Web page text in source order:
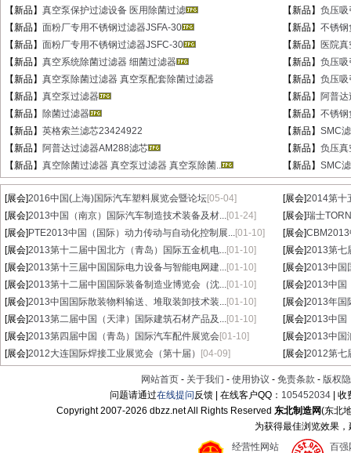
【新品】 真空泵保护过滤设备 医用除菌过滤 【新品】 负压吸
【新品】 面粉厂专用不锈钢过滤器JSFA-30 【新品】 不锈钢
【新品】 面粉厂专用不锈钢过滤器JSFC-30 【新品】
医院
【新品】 真空系统除菌过滤器 细菌过滤器 【新品】 负压吸
【新品】 真空泵除菌过滤器 真空泵配套除菌过滤器 【新品】 负压吸
【新品】 真空泵过滤器 【新品】 阿普
【新品】 除菌过滤器 【新品】 不锈钢
【新品】 英格索兰滤芯23424922 【新品】 SMC
【新品】 阿普达过滤器AM288滤芯 【新品】 负压真
【新品】 真空除菌过滤器 真空泵过滤器 真空泵除菌.. 【新品】 SMC
[展会]2016中国(上海)国际汽车塑料展览会暨论坛[05-04] [展会]2014第十
[展会]2013中国（南京）国际汽车制造技术装备及材...[01-24] [展会]瑞士
[展会] PTE2013中国（国际）动力传动与自动化控制展...[01-10] [展会]CBM2013
[展会]2013第十二届中国北方（青岛）国际五金机电...[01-10] [展会]2013第七
[展会]2013第十三届中国国际电力设备与智能电网建...[01-10] [展会]2013中国
[展会]2013第十二届中国国际装备制造业博览会（沈...[01-10] [展会]2013中国
[展会]2013中国国际散装物料输送、堆取装卸技术装...[01-10] [展会]2013年国
[展会]2013第二届中国（天津）国际建筑石材产品及...[01-10] [展会]2013中国
[展会]2013第四届中国（青岛）国际汽车配件展览会[01-10] [展会]2013中国
[展会]2012大连国际焊接工业展览会（第十届） [04-09] [展会]2012第七
网站首页 - 关于我们 - 使用协议 - 免责条款 - 版权
问题请通过在线提问反馈 | 在线客户QQ： 105452034 |
Copyright 2007-2026 dbzz.net All Rights Reserved东北制造网(东北
为获得最佳浏览效果
经营性网站
百强